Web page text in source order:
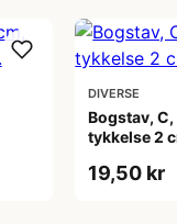
DIVERSE
Bogstav, C,
tykkelse 2
19,50 kr